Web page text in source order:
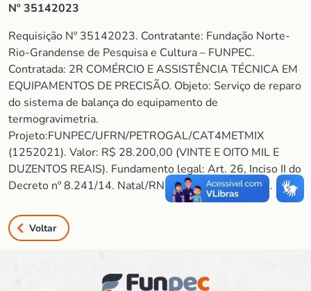
Nº 35142023
Requisição Nº 35142023. Contratante: Fundação Norte-
Rio-Grandense de Pesquisa e Cultura – FUNPEC.
Contratada: 2R COMÉRCIO E ASSISTÊNCIA TÉCNICA EM
EQUIPAMENTOS DE PRECISÃO. Objeto: Serviço de reparo
do sistema de balança do equipamento de
termogravimetria.
Projeto:FUNPEC/UFRN/PETROGAL/CAT4METMIX
(1252021). Valor: R$ 28.200,00 (VINTE E OITO MIL E
DUZENTOS REAIS). Fundamento legal: Art. 26, Inciso II do
Decreto nº 8.241/14. Natal/RN, 20 de abril de 2023.
Voltar